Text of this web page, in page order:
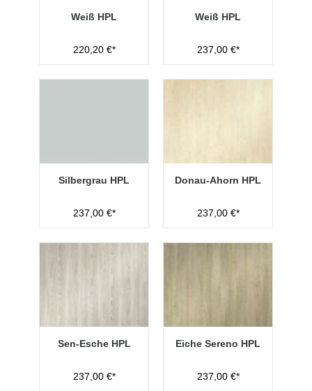
Weiß HPL
220,20 €*
Weiß HPL
237,00 €*
Silbergrau HPL
237,00 €*
Donau-Ahorn HPL
237,00 €*
Sen-Esche HPL
237,00 €*
Eiche Sereno HPL
237,00 €*